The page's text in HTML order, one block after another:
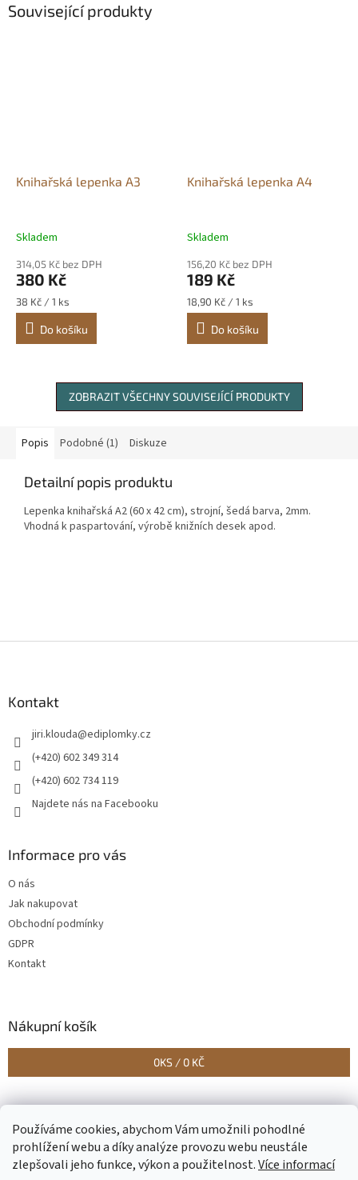
Používáme cookies, abychom Vám umožnili pohodlné
prohlížení webu a díky analýze provozu webu neustále
zlepšovali jeho funkce, výkon a použitelnost.Více informací
Související produkty
Knihařská lepenka A3
Skladem
314,05 Kč bez DPH
380 Kč
Měrná
cena:
38 Kč / 1 ks
Do košíku
Knihařská lepenka A4
Skladem
156,20 Kč bez DPH
189 Kč
Měrná
cena:
18,90 Kč / 1 ks
Do košíku
ZOBRAZIT VŠECHNY SOUVISEJÍCÍ PRODUKTY
Popis Podobné (1) Diskuze
Detailní popis produktu
Lepenka knihařská A2 (60 x 42 cm), strojní, šedá barva, 2mm.
Vhodná k paspartování, výrobě knižních desek apod.
Kontakt
jiri.klouda@ediplomky.cz
(+420) 602 349 314
(+420) 602 734 119
Najdete nás na Facebooku
Informace pro vás
O nás
Jak nakupovat
Obchodní podmínky
GDPR
Kontakt
Nákupní košík
0KS / 0 KČ